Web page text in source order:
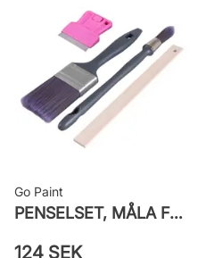
Go Paint
PENSELSET, MÅLA FÖNSTER
124 SEK